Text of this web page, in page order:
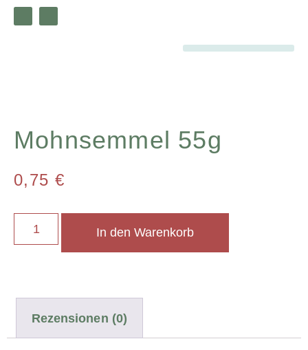
Mohnsemmel 55g
0,75 €
In den Warenkorb
Rezensionen (0)